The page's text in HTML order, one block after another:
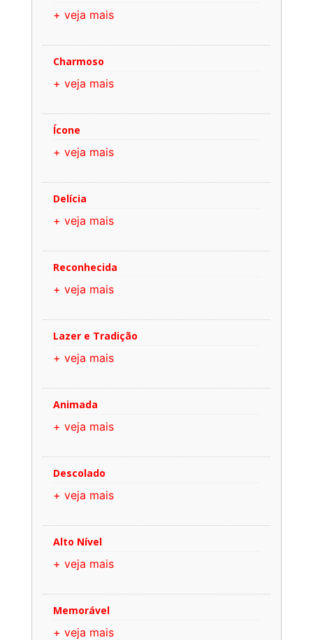
+ veja mais
Charmoso
+ veja mais
Ícone
+ veja mais
Delícia
+ veja mais
Reconhecida
+ veja mais
Lazer e Tradição
+ veja mais
Animada
+ veja mais
Descolado
+ veja mais
Alto Nível
+ veja mais
Memorável
+ veja mais